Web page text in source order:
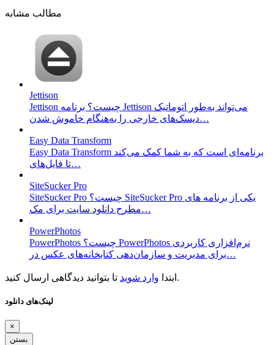
مطالب مشابه
Jettison
Jettison چیست؟ برنامه Jettison می‌تواند به‌طور اتوماتیک
دیسک‌های خارجی را به‌هنگام خاموش شدن…
Easy Data Transform
Easy Data Transform برنامه‌ای است که به شما کمک می‌کند
تا فایل‌های…
SiteSucker Pro
SiteSucker Pro چیست؟ SiteSucker Pro یکی از برنامه های
مطرح دانلود سایت برای مک…
PowerPhotos
PowerPhotos چیست؟ PowerPhotos نرم‌افزاری کاربردی
برای مدیریت و سازمان‌دهی کتابخانه‌های عکس در…
ابتدا وارد شوید تا بتوانید دیدگاهی ارسال کنید.
لینک‌های دانلود
×
بستن